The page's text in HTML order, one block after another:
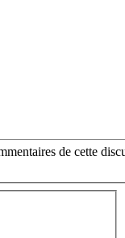
de cette